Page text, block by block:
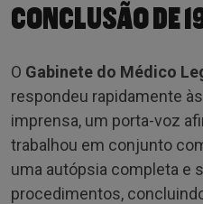
CONCLUSÃO DE
O Gabinete do Médico
respondeu rapidamente
imprensa, um porta-voz
trabalhou em conjunto
uma autópsia completa e
procedimentos,